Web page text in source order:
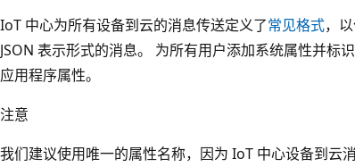
IoT 中心为所有设备到云的消息传送定义了常见格式，
JSON 表示形式的消息。 为所有用户添加系统属性并标
应用程序属性。
注意
我们建议使用唯一的属性名称，因为 IoT 中心设备到云